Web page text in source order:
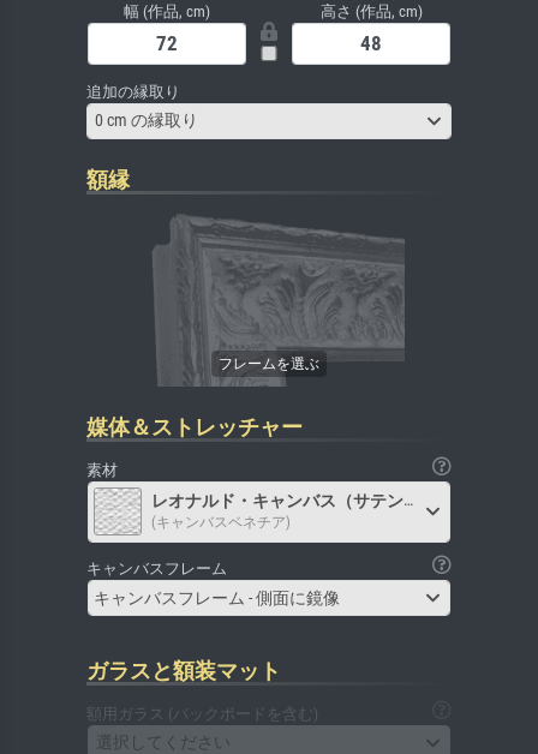
幅 (作品, cm) 高さ (作品, cm)
追加の縁取り
0 cm の縁取り
額縁
媒体＆ストレッチャー
素材
レオナルド・キャンバス（サテン）
(キャンバスベネチア)
キャンバスフレーム
キャンバスフレーム - 側面に鏡像
ガラスと額装マット
額用ガラス (バックボードを含む)
選択してください